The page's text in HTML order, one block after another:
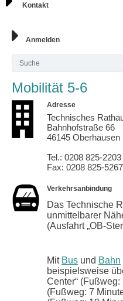
Kontakt
Anmelden
Mobilität 5-6
Adresse
Technisches
Bahnhofstraße 66
46145 Oberhausen
Tel.: 0208 825-2203
Fax: 0208 825-5267
Verkehrsanbindung
Das Technische
unmittelbarer
(Ausfahrt „OB-
Mit Bus und Bahn
beispielsweise
Center“ (Fußweg:
(Fußweg: 7